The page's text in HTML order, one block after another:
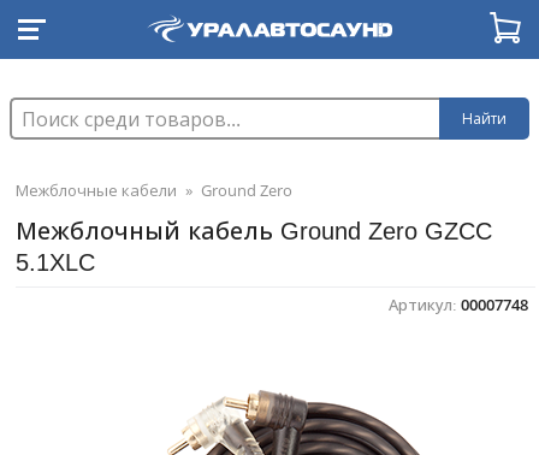
Найти
Межблочные кабели » Ground Zero
Межблочный кабель Ground Zero GZCC
5.1XLC
Артикул: 00007748